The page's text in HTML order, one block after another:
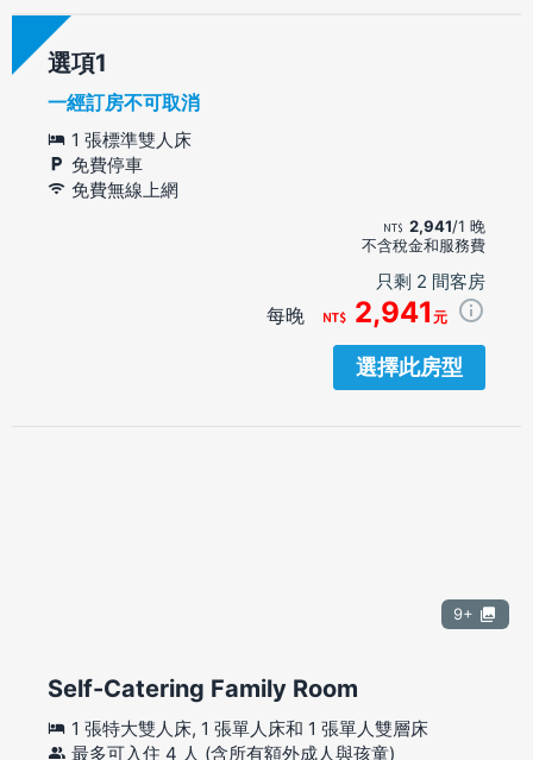
選項
一經訂房不可取消
1 張標準雙人床
免費停車
免費無線上網
2,941/1 晚
不含稅金和服務費
只剩 2 間客房
每晚 2,941 元
選擇此房型
9+
Self-Catering Family Room
1 張特大雙人床, 1 張單人床和 1 張單人雙層床
最多可入住 4 人 (含所有額外成人與孩童)